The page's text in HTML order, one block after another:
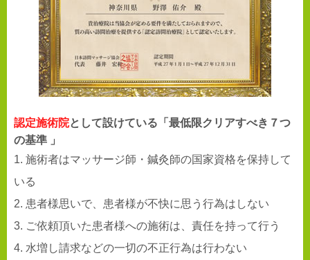
認定施術院として設けている「最低限クリアすべき７つ
の基準 」
1. 施術者はマッサージ師・鍼灸師の国家資格を保持して
いる
2. 患者様思いで、患者様が不快に思う行為はしない
3. ご依頼頂いた患者様への施術は、責任を持って行う
4. 水増し請求などの一切の不正行為は行わない